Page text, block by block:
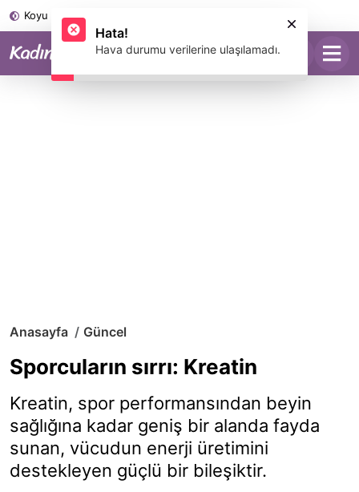
Koyu Mod
Anasayfa Güncel
Sporcuların sırrı: Kreatin
Kreatin, spor performansından beyin
sağlığına kadar geniş bir alanda fayda
sunan, vücudun enerji üretimini
destekleyen güçlü bir bileşiktir.